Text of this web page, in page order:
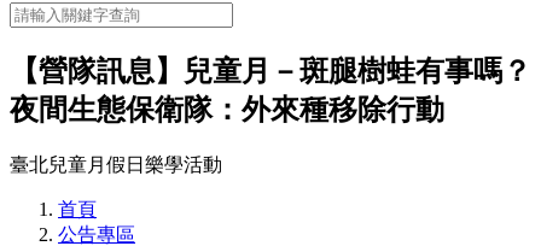
【營隊訊息】兒童月－斑腿樹蛙有事嗎？
夜間生態保衛隊：外來種移除行動
臺北兒童月假日樂學活動
首頁
公告專區